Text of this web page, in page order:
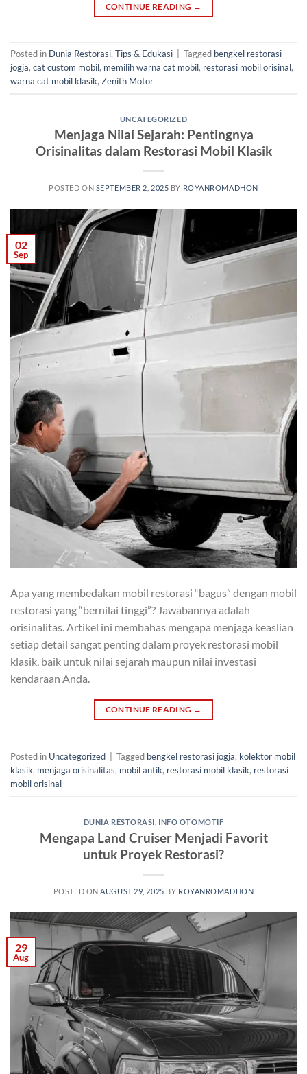
CONTINUE READING →
Posted in Dunia Restorasi, Tips & Edukasi Tagged bengkel restorasi
jogja, cat custom mobil, memilih warna cat mobil, restorasi mobil orisinal,
warna cat mobil klasik, Zenith Motor
UNCATEGORIZED
Menjaga Nilai Sejarah: Pentingnya
Orisinalitas dalam Restorasi Mobil Klasik
POSTED ON SEPTEMBER 2, 2025 BY ROYANROMADHON
02
Sep
Apa yang membedakan mobil restorasi “bagus” dengan mobil
restorasi yang “bernilai tinggi”? Jawabannya adalah
orisinalitas. Artikel ini membahas mengapa menjaga keaslian
setiap detail sangat penting dalam proyek restorasi mobil
klasik, baik untuk nilai sejarah maupun nilai investasi
kendaraan Anda.
CONTINUE READING →
Posted in Uncategorized Tagged bengkel restorasi jogja, kolektor mobil
klasik, menjaga orisinalitas, mobil antik, restorasi mobil klasik, restorasi
mobil orisinal
DUNIA RESTORASI INFO OTOMOTIF
Mengapa Land Cruiser Menjadi Favorit
untuk Proyek Restorasi?
POSTED ONAUGUST 29, 2025 BY ROYANROMADHON
29
Aug